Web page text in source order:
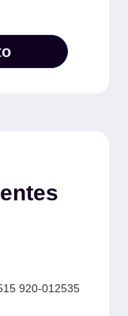
920-012535